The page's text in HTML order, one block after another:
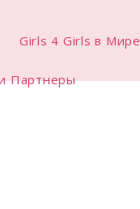
Girls 4 Girls в Мире
Партнеры